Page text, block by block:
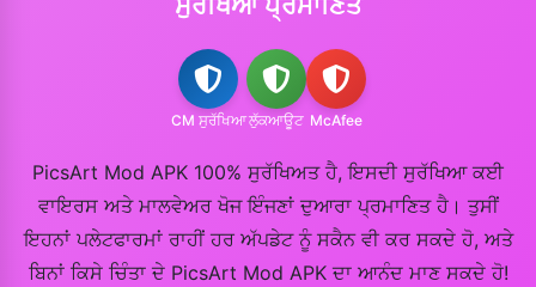
CM ਸੁਰੱਖਿਆਲੁੱਕਆਊਟ McAfee
PicsArt Mod APK 100% ਸੁਰੱਖਿਅਤ ਹੈ, ਇਸਦੀ ਸੁਰੱਖਿਆ ਕਈ
ਵਾਇਰਸ ਅਤੇ ਮਾਲਵੇਅਰ ਖੋਜ ਇੰਜਣਾਂ ਦੁਆਰਾ ਪ੍ਰਮਾਣਿਤ ਹੈ। ਤੁਸੀਂ
ਇਹਨਾਂ ਪਲੇਟਫਾਰਮਾਂ ਰਾਹੀਂ ਹਰ ਅੱਪਡੇਟ ਨੂੰ ਸਕੈਨ ਵੀ ਕਰ ਸਕਦੇ ਹੋ, ਅਤੇ
ਬਿਨਾਂ ਕਿਸੇ ਚਿੰਤਾ ਦੇ PicsArt Mod APK ਦਾ ਆਨੰਦ ਮਾਣ ਸਕਦੇ ਹੋ!